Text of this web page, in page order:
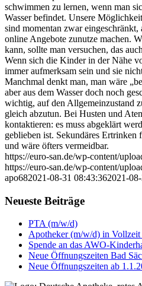
schwimmen zu lernen, wenn man
Wasser befindet. Unsere
sind momentan zwar eingeschränkt,
online Angebote zunutze machen.
kann, sollte man versuchen, das
Wenn sich die Kinder in der Nähe
immer aufmerksam sein und sie
Manchmal denkt man, man wäre
aber aus dem Wasser doch noch
wichtig, auf den Allgemeinzustand
gleich abzutun. Bei Husten und
kontaktieren: es muss abgeklärt
geblieben ist. Sekundäres Ertrinken
und wäre öfters vermeidbar.
https://euro-san.de/wp-content/
https://euro-san.de/wp-content/
apo682021-08-31 08:43:362021-
Neueste Beiträge
PTA (m/w/d)
Apotheker (m/w/d) in Vollzeit
Spende an das AWO-
Neue Öffnungszeiten Bad
Neue Öffnungszeiten ab